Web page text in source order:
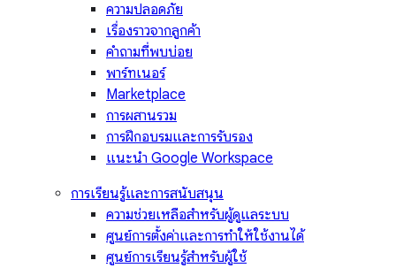
ความปลอดภัย
เรื่องราวจากลูกค้า
คำถามที่พบบ่อย
พาร์ทเนอร์
Marketplace
การผสานรวม
การฝึกอบรมและการรับรอง
แนะนำ Google Workspace
การเรียนรู้และการสนับสนุน
ความช่วยเหลือสำหรับผู้ดูแลระบบ
ศูนย์การตั้งค่าและการทำให้ใช้งานได้
ศูนย์การเรียนรู้สำหรับผู้ใช้